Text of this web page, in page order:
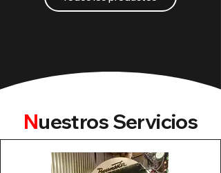
Nuestros Servicios